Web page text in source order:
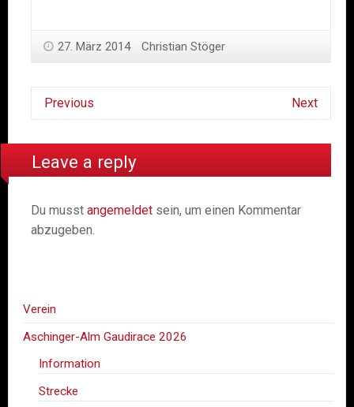
27. März 2014 Christian Stöger
Previous Next
Leave a reply
Du musst angemeldet sein, um einen Kommentar
abzugeben.
Verein
Aschinger-Alm Gaudirace 2026
Information
Strecke